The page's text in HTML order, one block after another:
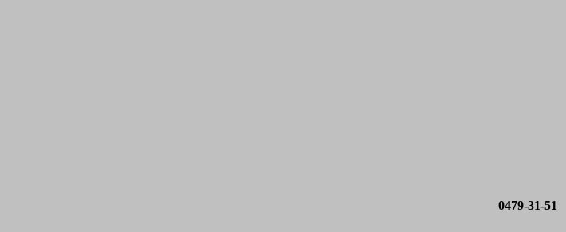
0479-31-51